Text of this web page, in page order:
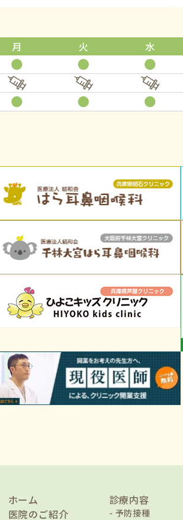
月 火 水
● ● ●
● ● ●
ホーム
医院のご紹介
診療内容
予防接種